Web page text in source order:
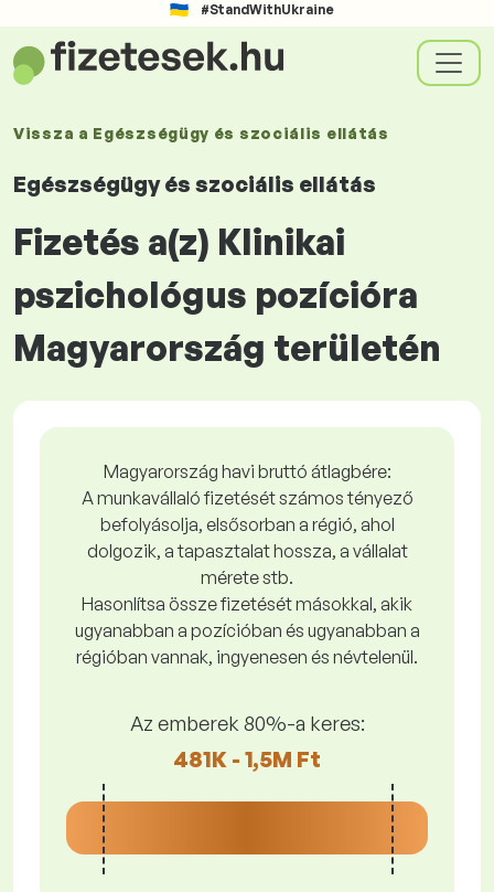
#StandWithUkraine
Vissza a Egészségügy és szociális ellátás
Egészségügy és szociális ellátás
Fizetés a(z) Klinikai
pszichológus pozícióra
Magyarország területén
Magyarország havi bruttó átlagbére:
A munkavállaló fizetését számos tényező
befolyásolja, elsősorban a régió, ahol
dolgozik, a tapasztalat hossza, a vállalat
mérete stb.
Hasonlítsa össze fizetését másokkal, akik
ugyanabban a pozícióban és ugyanabban a
régióban vannak, ingyenesen és névtelenül.
Az emberek 80%-a keres:
481K - 1,5M Ft